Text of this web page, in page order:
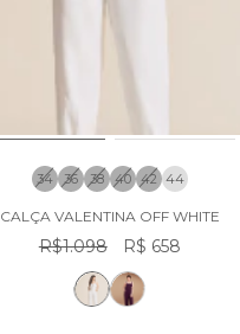
34 36 38 40 42 44
CALÇA VALENTINA OFF WHITE
R$1.098 R$ 658